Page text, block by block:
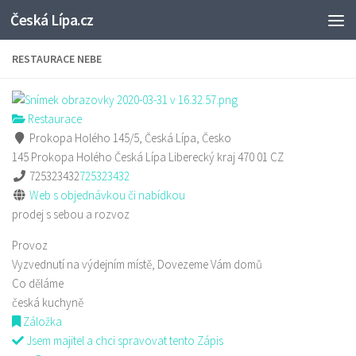
Skip to content
Česká Lípa.cz
RESTAURACE NEBE
Restaurace
Prokopa Holého 145/5, Česká Lípa, Česko
145 Prokopa Holého Česká Lípa Liberecký kraj470 01 CZ
725323432725323432
Web s objednávkou či nabídkou
prodej s sebou a rozvoz
Provoz
Vyzvednutí na výdejním místě, Dovezeme Vám domů
Co děláme
česká kuchyně
Záložka
Jsem majitel a chci spravovat tento Zápis